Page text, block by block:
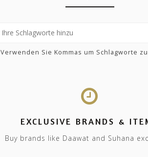
Verwenden Sie Kommas um Schlagworte
EXCLUSIVE BRANDS &
Buy brands like Daawat and Suhana